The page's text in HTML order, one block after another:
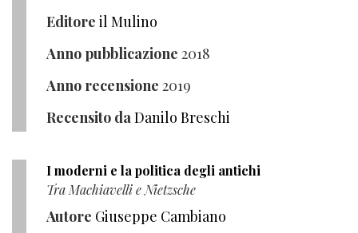
Editore il Mulino
Anno pubblicazione 2018
Anno recensione 2019
Recensito daDanilo Breschi
I moderni e la politica degli antichi
Tra Machiavelli e Nietzsche
Autore Giuseppe Cambiano